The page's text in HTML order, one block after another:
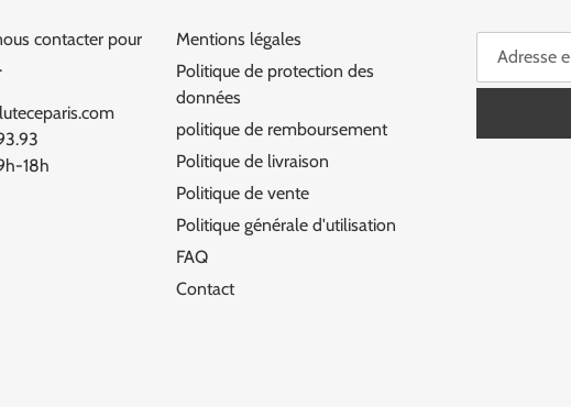
contacter pour
18h
Mentions légales
Politique de protection des
données
politique de remboursement
Politique de livraison
Politique de vente
Politique générale d'utilisation
FAQ
Contact